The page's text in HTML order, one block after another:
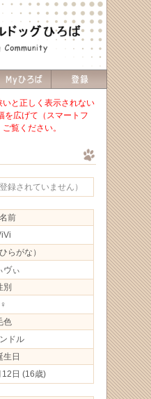
と正しく表示されない
を広げて（スマートフ
覧ください。
録されていません）
前
らがな）
ヴぃ
別
♀
色
ドル
生日
日 (16歳)